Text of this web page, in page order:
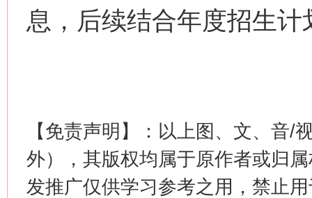
息，后续结合年度招生计
【免责声明】：以上图、文、音/
外），其版权均属于原作者或归
发推广仅供学习参考之用，禁止
魏明亮
“刷贴”乱象丛生
生